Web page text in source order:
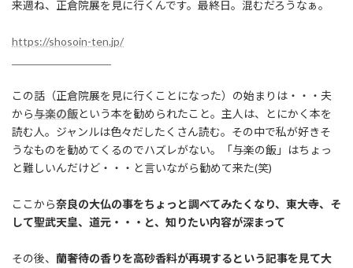
来週ね、正倉院展を見に行くんです。最終日。混むだろうなぁ。
https://shosoin-ten.jp/
この話（正倉院展を見に行くことになった）の始まりは・・・夫
から与楽の飯という本を勧められたこと。主人は、とにかく本を
読む人。ジャンルは色々だしたくさん読む。その中で私が好きそ
うなものを勧めてくるのでハズレがない。「与楽の飯」はちょっ
と難しいんだけど・・・と言いながら勧めて来た(笑)
ここから奈良の大仏の事をちょっと調べてみたくなり、東大寺、そ
して聖武天皇、道元・・・と、知りたい内容が深まって
その後、 蘭奢待の香りを高砂香料が再現するという記事を見て大